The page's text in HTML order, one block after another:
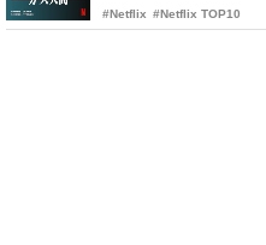
#Netflix #Netflix TOP10